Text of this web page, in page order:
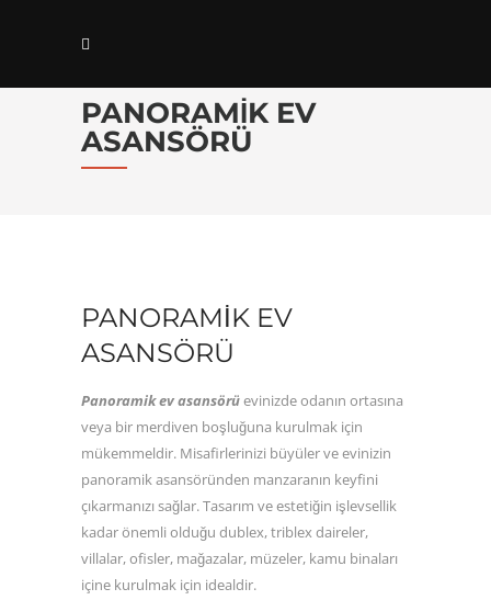
PANORAMIK EV
ASANSÖRÜ
PANORAMIK EV
ASANSÖRÜ
Panoramik ev asansörüevinizde odanın ortasına
veya bir merdiven boşluğuna kurulmak için
mükemmeldir. Misafirlerinizi büyüler ve evinizin
panoramik asansöründen manzaranın keyfini
çıkarmanızı sağlar. Tasarım ve estetiğin işlevsellik
kadar önemli olduğu dublex, triblex daireler,
villalar, ofisler, mağazalar, müzeler, kamu binaları
içine kurulmak için idealdir.